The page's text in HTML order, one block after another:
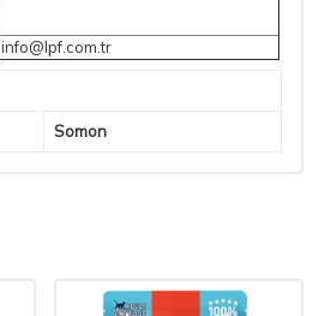
info@lpf.com.tr
Somon